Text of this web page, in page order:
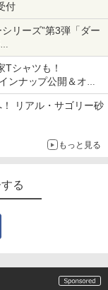
限城編 第一章 猗
版 [Blu-ray]
劇場版モノノ怪
ル特典:オリジナル
破！】 Switch2 カ
リアケース 強化
イプあり Nintend
EL/通常モデル対
計 着脱簡単 耐衝
)
公式 収納ケ
耐衝撃 スイッチ
ポータブル Nint
ッチ 可愛い か
リズム ブルー
年02月12日発
オン トゥームレイ
火鼠【Blu-ray】
スタァライト」3r
Diamond”【Blu-
付
リーズ”第3弾「ダー
超大型チーズバーガー
シャツも！
ンナップ公開＆オン
リアル・サゴリー砂
もっと見る
る